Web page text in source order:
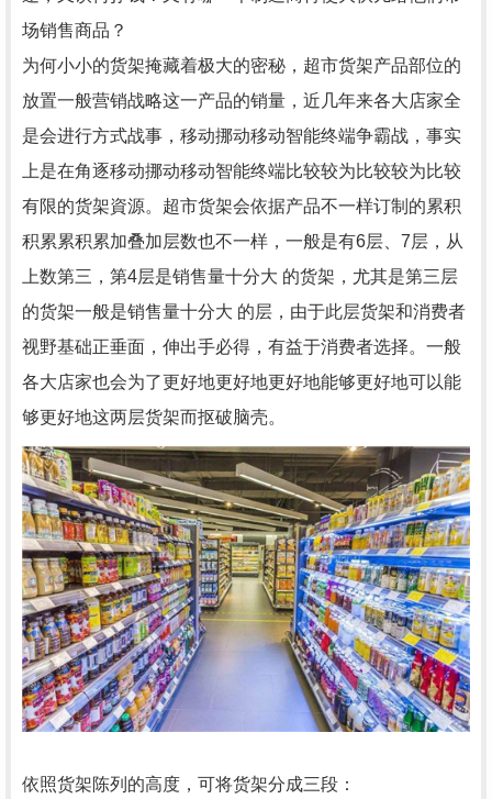
场销售商品？
为何小小的货架掩藏着极大的密秘，超市货架产品部位的
放置一般营销战略这一产品的销量，近几年来各大店家全
是会进行方式战事，移动挪动移动智能终端争霸战，事实
上是在角逐移动挪动移动智能终端比较较为比较较为比较
有限的货架資源。超市货架会依据产品不一样订制的累积
积累累积累加叠加层数也不一样，一般是有6层、7层，从
上数第三，第4层是销售量十分大 的货架，尤其是第三层
的货架一般是销售量十分大 的层，由于此层货架和消费者
视野基础正垂面，伸出手必得，有益于消费者选择。一般
各大店家也会为了更好地更好地更好地能够更好地可以能
够更好地这两层货架而抠破脑壳。
依照货架陈列的高度，可将货架分成三段：